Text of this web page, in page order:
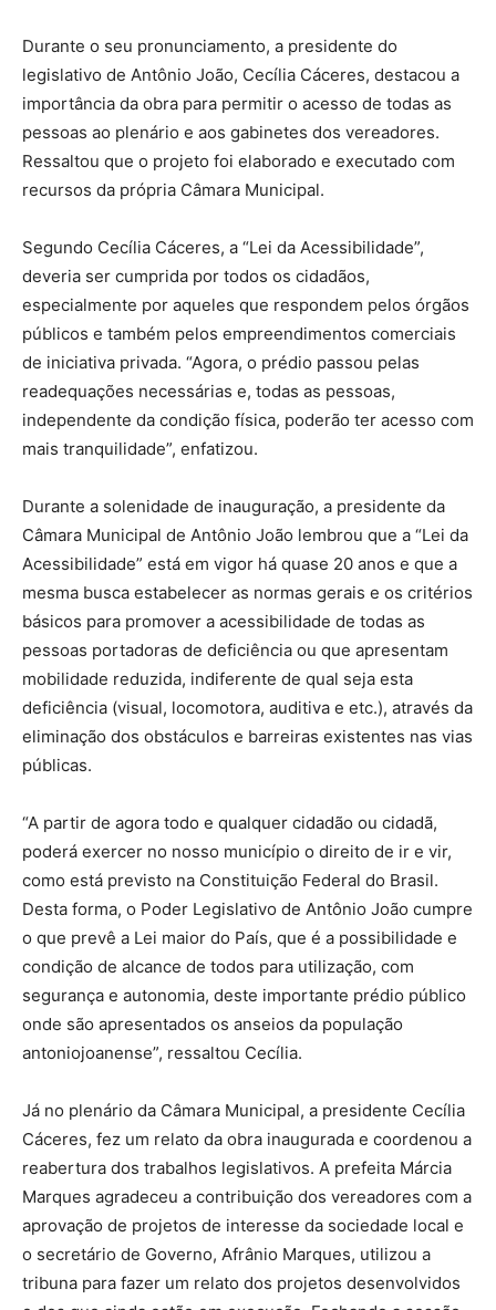
Durante o seu pronunciamento, a presidente do
legislativo de Antônio João, Cecília Cáceres, destacou a
importância da obra para permitir o acesso de todas as
pessoas ao plenário e aos gabinetes dos vereadores.
Ressaltou que o projeto foi elaborado e executado com
recursos da própria Câmara Municipal.
Segundo Cecília Cáceres, a “Lei da Acessibilidade”,
deveria ser cumprida por todos os cidadãos,
especialmente por aqueles que respondem pelos órgãos
públicos e também pelos empreendimentos comerciais
de iniciativa privada. “Agora, o prédio passou pelas
readequações necessárias e, todas as pessoas,
independente da condição física, poderão ter acesso com
mais tranquilidade”, enfatizou.
Durante a solenidade de inauguração, a presidente da
Câmara Municipal de Antônio João lembrou que a “Lei da
Acessibilidade” está em vigor há quase 20 anos e que a
mesma busca estabelecer as normas gerais e os critérios
básicos para promover a acessibilidade de todas as
pessoas portadoras de deficiência ou que apresentam
mobilidade reduzida, indiferente de qual seja esta
deficiência (visual, locomotora, auditiva e etc.), através da
eliminação dos obstáculos e barreiras existentes nas vias
públicas.
“A partir de agora todo e qualquer cidadão ou cidadã,
poderá exercer no nosso município o direito de ir e vir,
como está previsto na Constituição Federal do Brasil.
Desta forma, o Poder Legislativo de Antônio João cumpre
o que prevê a Lei maior do País, que é a possibilidade e
condição de alcance de todos para utilização, com
segurança e autonomia, deste importante prédio público
onde são apresentados os anseios da população
antoniojoanense”, ressaltou Cecília.
Já no plenário da Câmara Municipal, a presidente Cecília
Cáceres, fez um relato da obra inaugurada e coordenou a
reabertura dos trabalhos legislativos. A prefeita Márcia
Marques agradeceu a contribuição dos vereadores com a
aprovação de projetos de interesse da sociedade local e
o secretário de Governo, Afrânio Marques, utilizou a
tribuna para fazer um relato dos projetos desenvolvidos